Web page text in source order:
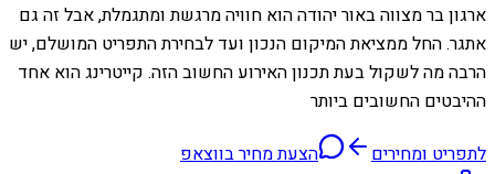
ארגון בר מצווה באור יהודה הוא חוויה מרגשת ומתגמלת, אבל זה גם
אתגר. החל ממציאת המיקום הנכון ועד לבחירת התפריט המושלם, יש
הרבה מה לשקול בעת תכנון האירוע החשוב הזה. קייטרינג הוא אחד
ההיבטים החשובים ביותר
לתפריט ומחירים
הצעת מחיר בווצאפ